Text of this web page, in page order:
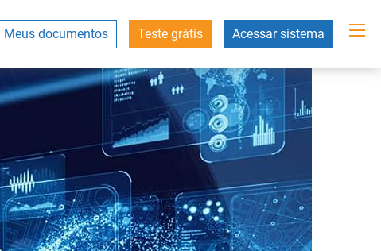
Acessar sistema
Teste grátis
Meus documentos